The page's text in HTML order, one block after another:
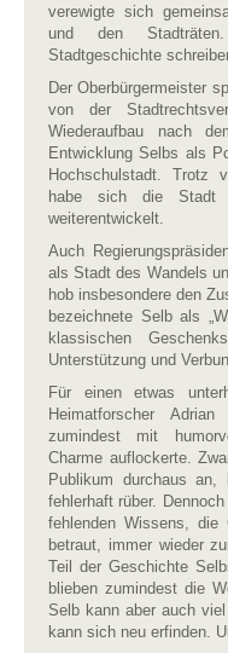
verewigte sich
und den
Stadtgeschichte
Der Oberbürgermeister
von der
Wiederaufbau nach
Entwicklung Selbs als
Hochschulstadt. Trotz
habe sich die Stadt
weiterentwickelt.
Auch
als Stadt des Wandels
hob insbesondere den
bezeichnete Selb als
klassischen
Unterstützung und
Für einen etwas
Heimatforscher
zumindest mit
Charme auflockerte.
Publikum durchaus
fehlerhaft rüber.
fehlenden Wissens,
betraut, immer wieder
Teil der Geschichte
blieben zumindest die
Selb kann aber auch
kann sich neu erfinden.